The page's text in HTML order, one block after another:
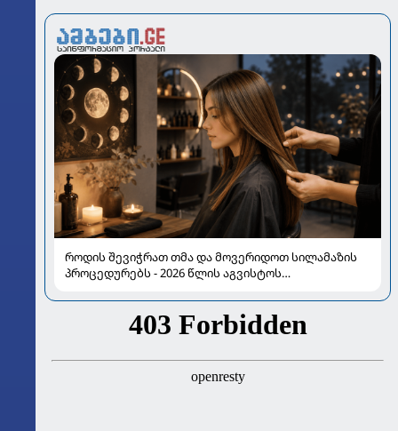
როდის შევიჭრათ თმა და მოვერიდოთ სილამაზის
პროცედურებს - 2026 წლის აგვისტოს